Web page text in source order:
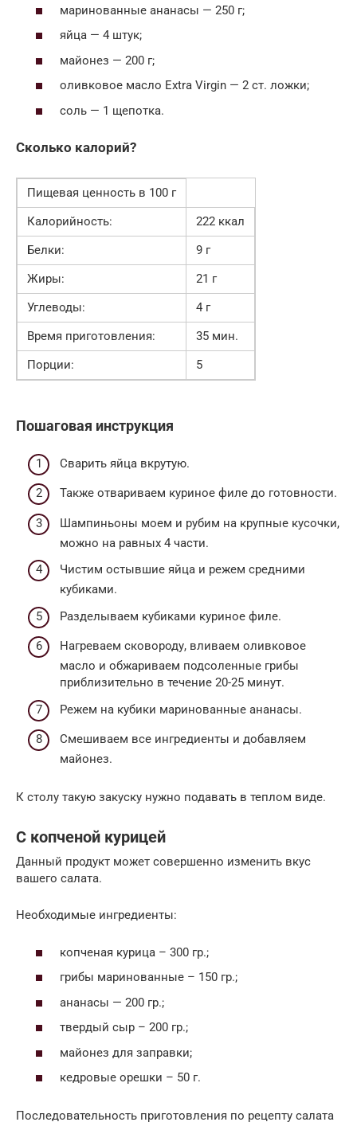
маринованные ананасы — 250 г;
яйца — 4 штук;
майонез — 200 г;
оливковое масло Extra Virgin — 2 ст. ложки;
соль — 1 щепотка.
Сколько калорий?
Пищевая ценность в 100 г
Калорийность:
222 ккал
Белки:
9 г
Жиры:
21 г
Углеводы:
4 г
Время приготовления:
35 мин.
Порции:
5
Пошаговая инструкция
Сварить яйца вкрутую.
Также отвариваем куриное филе до готовности.
Шампиньоны моем и рубим на крупные кусочки,
можно на равных 4 части.
Чистим остывшие яйца и режем средними
кубиками.
Разделываем кубиками куриное филе.
Нагреваем сковороду, вливаем оливковое
масло и обжариваем подсоленные грибы
приблизительно в течение 20-25 минут.
Режем на кубики маринованные ананасы.
Смешиваем все ингредиенты и добавляем
майонез.
К столу такую закуску нужно подавать в теплом виде.
С копченой курицей
Данный продукт может совершенно изменить вкус
вашего салата.
Необходимые ингредиенты:
копченая курица – 300 гр.;
грибы маринованные – 150 гр.;
ананасы — 200 гр.;
твердый сыр – 200 гр.;
майонез для заправки;
кедровые орешки – 50 г.
Последовательность приготовления по рецепту салата